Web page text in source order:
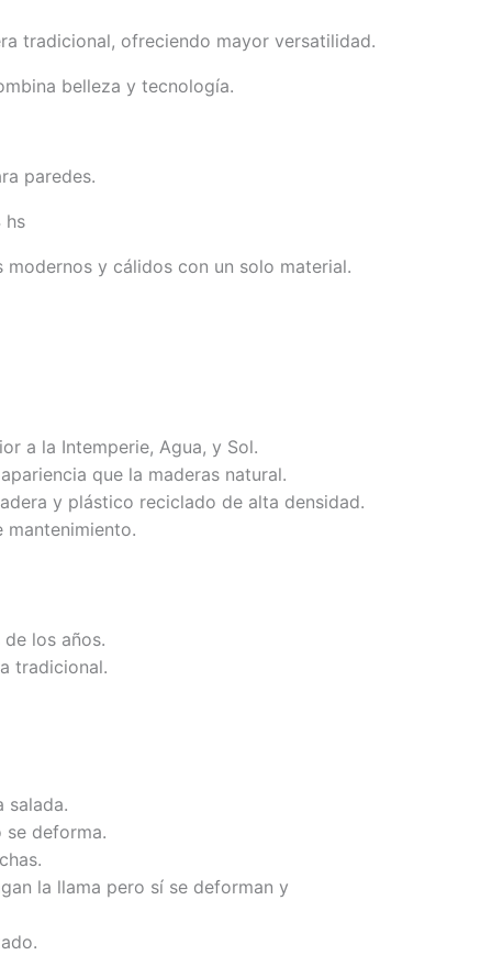
tradicional, ofreciendo mayor versatilidad.
belleza y tecnología.
paredes.
hs
modernos y cálidos con un solo material.
a la Intemperie, Agua, y Sol.
que la maderas natural.
y plástico reciclado de alta densidad.
mantenimiento.
los años.
tradicional.
salada.
se deforma.
la llama pero sí se deforman y